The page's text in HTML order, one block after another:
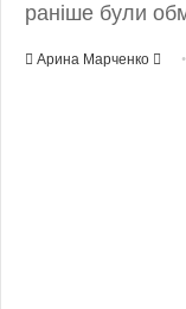
раніше були
Арина Марченко